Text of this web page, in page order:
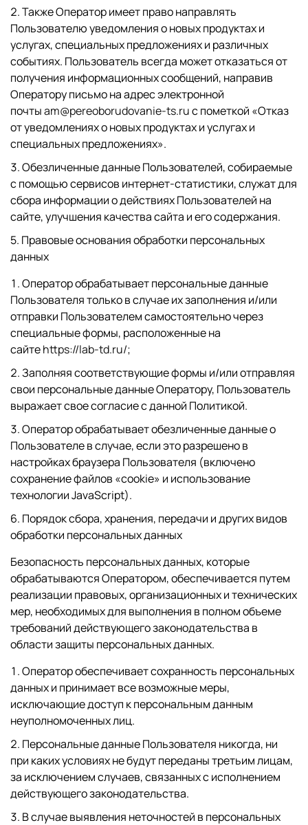
Также Оператор имеет право направлять
Пользователю уведомления о новых продуктах и
услугах, специальных предложениях и различных
событиях. Пользователь всегда может отказаться от
получения информационных сообщений, направив
Оператору письмо на адрес электронной
почтыam@pereoborudovanie-ts.ruс пометкой «Отказ
от уведомлениях о новых продуктах и услугах и
специальных предложениях».
Обезличенные данные Пользователей, собираемые
с помощью сервисов интернет-статистики, служат для
сбора информации о действиях Пользователей на
сайте, улучшения качества сайта и его содержания.
5. Правовые основания обработки персональных
данных
Оператор обрабатывает персональные данные
Пользователя только в случае их заполнения и/или
отправки Пользователем самостоятельно через
специальные формы, расположенные на
сайтеhttps://lab-td.ru/;
Заполняя соответствующие формы и/или отправляя
свои персональные данные Оператору, Пользователь
выражает свое согласие с данной Политикой.
Оператор обрабатывает обезличенные данные о
Пользователе в случае, если это разрешено в
настройках браузера Пользователя (включено
сохранение файлов «cookie» и использование
технологии JavaScript).
6. Порядок сбора, хранения, передачи и других видов
обработки персональных данных
Безопасность персональных данных, которые
обрабатываются Оператором, обеспечивается путем
реализации правовых, организационных и технических
мер, необходимых для выполнения в полном объеме
требований действующего законодательства в
области защиты персональных данных.
Оператор обеспечивает сохранность персональных
данных и принимает все возможные меры,
исключающие доступ к персональным данным
неуполномоченных лиц.
Персональные данные Пользователя никогда, ни
при каких условиях не будут переданы третьим лицам,
за исключением случаев, связанных с исполнением
действующего законодательства.
В случае выявления неточностей в персональных